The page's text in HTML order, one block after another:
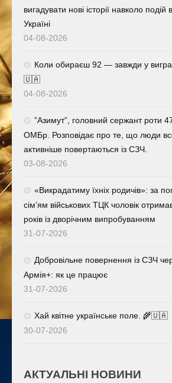
вигадувати нові історії навколо подій в
Україні
04-08-2026
Коли обираєш 92 — завжди у
🇺🇦
04-08-2026
⁨”Азимут”, головний сержант роти
ОМБр. Розповідає про те, що люди
активніше повертаються із СЗЧ.
03-08-2026
«Викрадатиму їхніх родичів»: за
сім’ям військових ТЦК чоловік
років із дворічним випробуванням
31-07-2026
Добровільне повернення із СЗЧ
Армія+: як це працює
31-07-2026
Хай квітне українське поле. 🌾🇺🇦
30-07-2026
АКТУАЛЬНІ НОВИНИ